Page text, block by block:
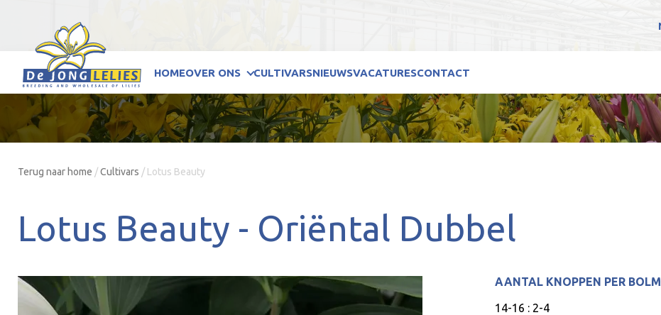
HOMEOVER ONS CULTIVARSNIEUWSVACATURESCONTACT
Terug naar home /Cultivars / Lotus Beauty
Lotus Beauty - Oriëntal Dubbel
AANTAL KNOPPEN PER
14-16 : 2-4